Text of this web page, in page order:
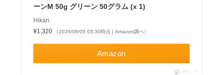
ーンM 50g グリーン 50グラム (x 1)
Hikari
¥1,320
（2026/08/05 03:30時点 | Amazon調べ）
Amazon
ポチップ